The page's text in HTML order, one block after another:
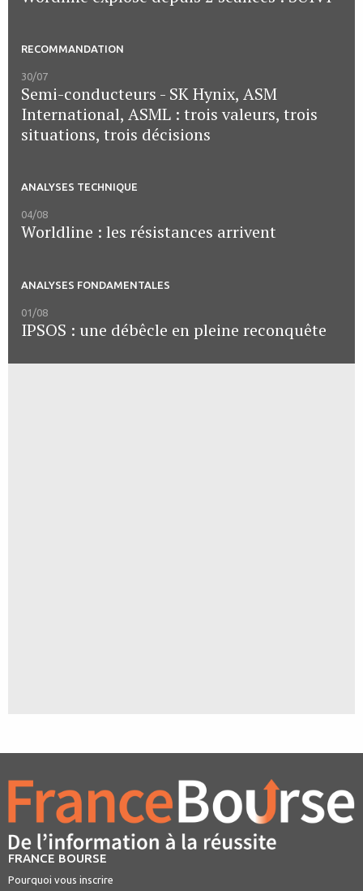
RECOMMANDATION
30/07
Semi-conducteurs - SK Hynix, ASM
International, ASML : trois valeurs, trois
situations, trois décisions
ANALYSES TECHNIQUE
04/08
Worldline : les résistances arrivent
ANALYSES FONDAMENTALES
01/08
IPSOS : une débêcle en pleine reconquête
FRANCE BOURSE
Pourquoi vous inscrire